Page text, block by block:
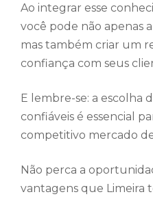
Ao integrar esse
você pode não apenas
mas também criar um
confiança com seus
E lembre-se: a escolha
confiáveis é essencial
competitivo mercado de
Não perca a
vantagens que Limeira